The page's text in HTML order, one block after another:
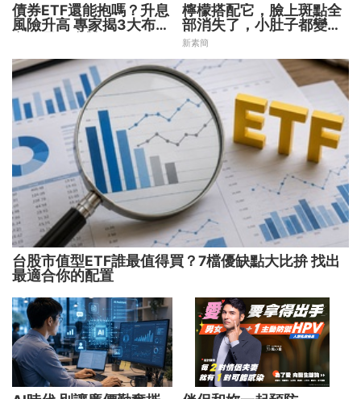
債券ETF還能抱嗎？升息
風險升高 專家揭3大布局
檸檬搭配它，臉上斑點全
部消失了，小肚子都變平
坦了
新素簡
台股市值型ETF誰最值得買？7檔優缺點大比拚 找出
最適合你的配置